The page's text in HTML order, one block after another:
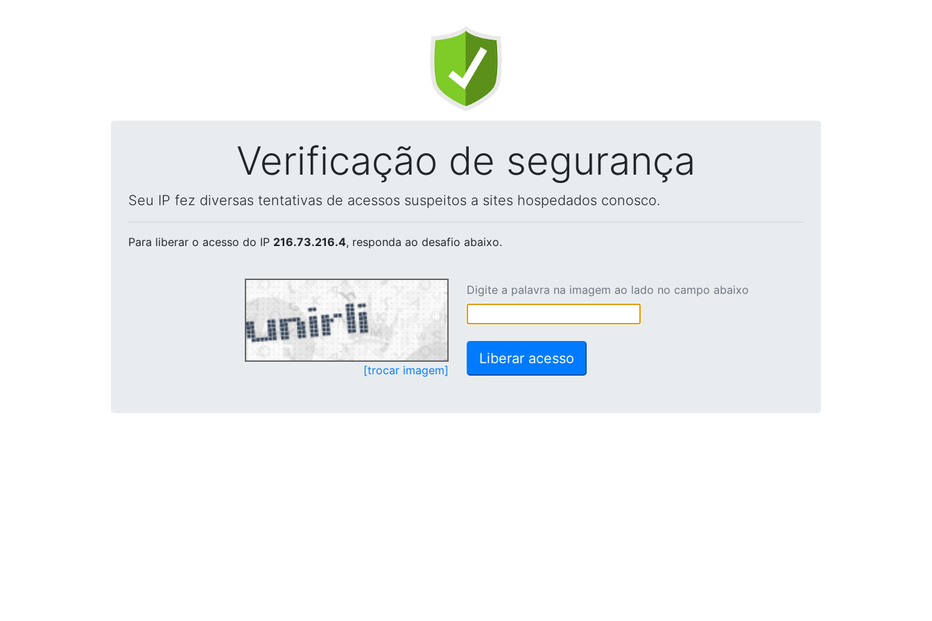
Verificação de segurança
Seu IP fez diversas tentativas de acessos suspeitos a sites hospedados conosco.
Para liberar o acesso do IP 216.73.216.4, responda ao desafio abaixo.
[trocar imagem]
Digite a palavra na imagem ao lado no campo abaixo